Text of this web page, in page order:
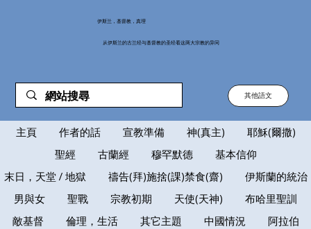
伊斯兰，基督教，真理
从伊斯兰的古兰经与基督教的圣经看这两大宗教的异同
其他語文
主頁 作者的話 宣教準備 神(真主)
耶穌(爾撒)
聖經
古蘭經 穆罕默德
基本信仰
末日，天堂 / 地獄
禱告(拜)施捨(課)禁食(齋)
伊斯蘭的統治
男與女
聖戰 宗教初期 天使(天神)
布哈里聖訓
敵基督
倫理，生活 其它主題 中國情況
阿拉伯